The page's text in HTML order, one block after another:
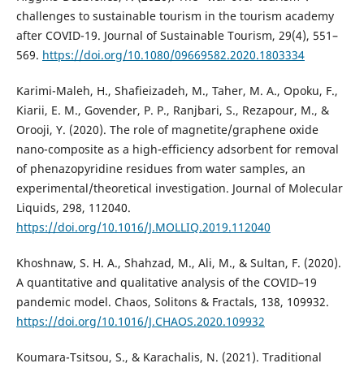
challenges to sustainable tourism in the tourism academy
after COVID-19. Journal of Sustainable Tourism, 29(4), 551–
569. https://doi.org/10.1080/09669582.2020.1803334
Karimi-Maleh, H., Shafieizadeh, M., Taher, M. A., Opoku, F.,
Kiarii, E. M., Govender, P. P., Ranjbari, S., Rezapour, M., &
Orooji, Y. (2020). The role of magnetite/graphene oxide
nano-composite as a high-efficiency adsorbent for removal
of phenazopyridine residues from water samples, an
experimental/theoretical investigation. Journal of Molecular
Liquids, 298, 112040.
https://doi.org/10.1016/J.MOLLIQ.2019.112040
Khoshnaw, S. H. A., Shahzad, M., Ali, M., & Sultan, F. (2020).
A quantitative and qualitative analysis of the COVID–19
pandemic model. Chaos, Solitons & Fractals, 138, 109932.
https://doi.org/10.1016/J.CHAOS.2020.109932
Koumara-Tsitsou, S., & Karachalis, N. (2021). Traditional